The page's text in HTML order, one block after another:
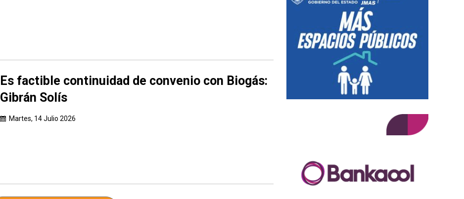
Es factible continuidad de convenio con Biogás:
Gibrán Solís
Martes, 14 Julio 2026